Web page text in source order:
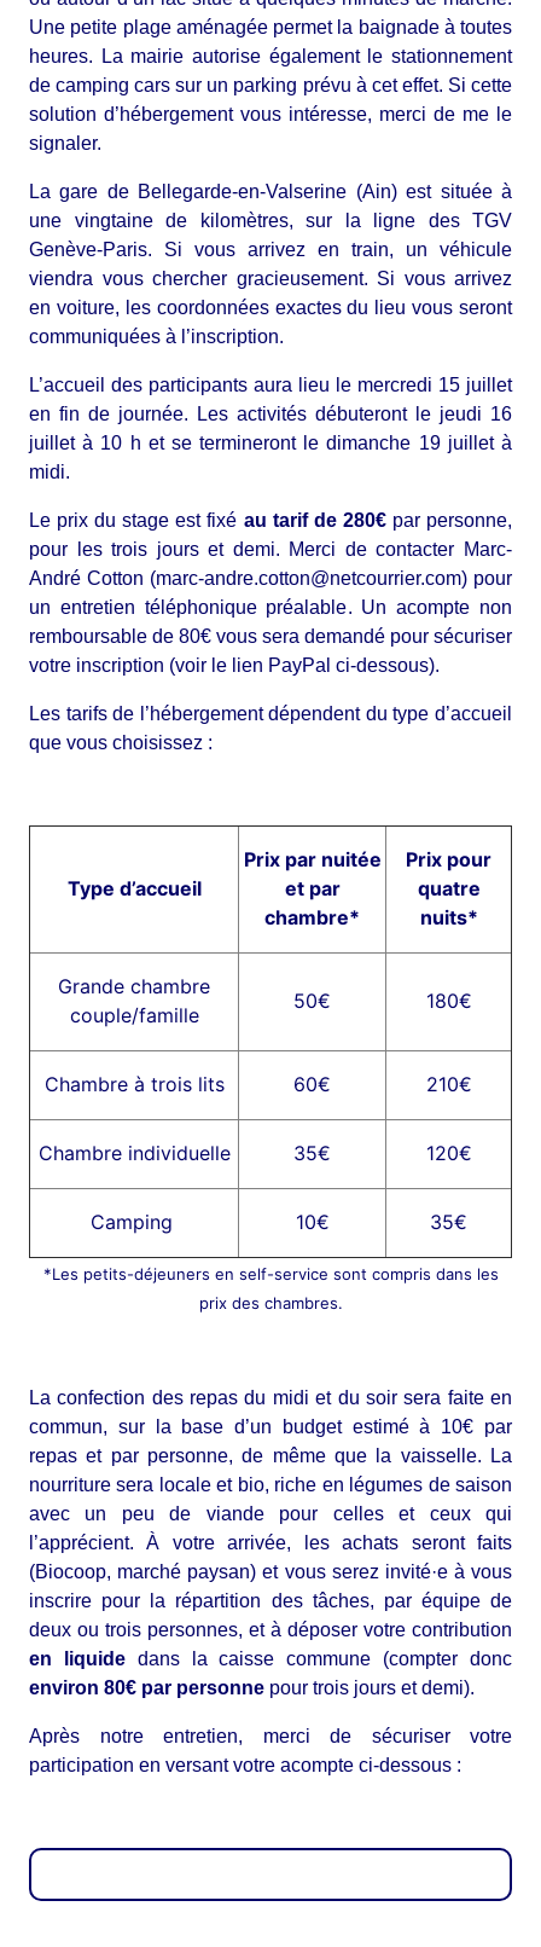
Une petite plage aménagée permet la baignade à toutes
heures. La mairie autorise également le stationnement
de camping cars sur un parking prévu à cet effet. Si cette
solution d’hébergement vous intéresse, merci de me le
signaler.
La gare de Bellegarde-en-Valserine (Ain) est située à
une vingtaine de kilomètres, sur la ligne des TGV
Genève-Paris. Si vous arrivez en train, un véhicule
viendra vous chercher gracieusement. Si vous arrivez
en voiture, les coordonnées exactes du lieu vous seront
communiquées à l’inscription.
L’accueil des participants aura lieu le mercredi 15 juillet
en fin de journée. Les activités débuteront le jeudi 16
juillet à 10 h et se termineront le dimanche 19 juillet à
midi.
Le prix du stage est fixé au tarif de 280€par personne,
pour les trois jours et demi. Merci de contacter Marc-
André Cotton (marc-andre.cotton@netcourrier.com) pour
un entretien téléphonique préalable. Un acompte non
remboursable de 80€ vous sera demandé pour sécuriser
votre inscription (voir le lien PayPal ci-dessous).
Les tarifs de l’hébergement dépendent du type d’accueil
que vous choisissez :
Type d’accueil
Prix par nuitée
et par
chambre*
Prix pour
quatre
nuits*
Grande chambre
couple/famille
50€ 180€
Chambre à trois lits 60€ 210€
Chambre individuelle 35€ 120€
Camping 10€ 35€
*Les petits-déjeuners en self-service sont compris dans les
prix des chambres.
La confection des repas du midi et du soir sera faite en
commun, sur la base d’un budget estimé à 10€ par
repas et par personne, de même que la vaisselle. La
nourriture sera locale et bio, riche en légumes de saison
avec un peu de viande pour celles et ceux qui
l’apprécient. À votre arrivée, les achats seront faits
(Biocoop, marché paysan) et vous serez invité·e à vous
inscrire pour la répartition des tâches, par équipe de
deux ou trois personnes, et à déposer votre contribution
en liquidedans la caisse commune (compter donc
environ 80€ par personne pour trois jours et demi).
Après notre entretien, merci de sécuriser votre
participation en versant votre acompte ci-dessous :